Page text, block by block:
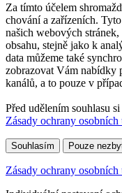
Za tímto účelem
chování a zařízeních.
našich webových
obsahu, stejně jako k
data můžeme také
zobrazovat Vám nabídky
kanálů, a to pouze v
Před udělením souhlasu
Zásady ochrany osobních
Souhlasím Pouze
Zásady ochrany osobních